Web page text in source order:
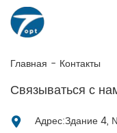
Главная - Контакты
Связываться с
Адрес:Здание 4,